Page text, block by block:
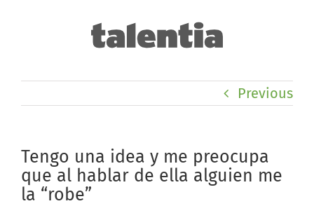
Previous
Tengo una idea y me preocupa
que al hablar de ella alguien me
la “robe”